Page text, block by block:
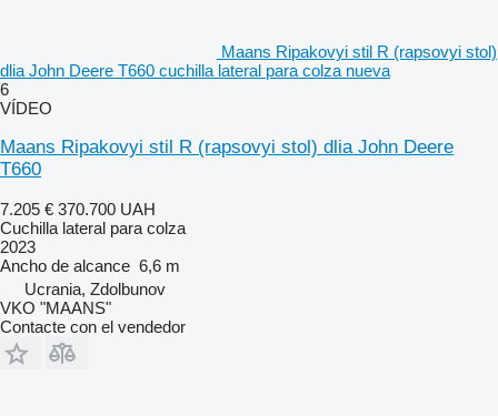
Maans Ripakovyi stil R (rapsovyi stol)
dlia John Deere T660 cuchilla lateral para colza nueva
6
VÍDEO
Maans Ripakovyi stil R (rapsovyi stol) dlia John Deere
T660
7.205 € 370.700 UAH
Cuchilla lateral para colza
2023
Ancho de alcance 6,6 m
Ucrania, Zdolbunov
VKO "MAANS"
Contacte con el vendedor